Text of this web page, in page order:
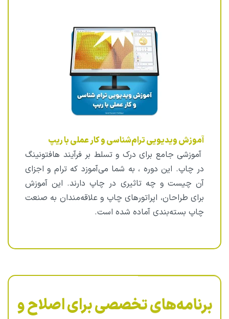
آموزش ویدیویی ترام‌شناسی و کار عملی با ریپ
آموزشی جامع برای درک و تسلط بر فرآیند هافتونینگ
در چاپ. این دوره ، به شما می‌آموزد که ترام و اجزای
آن چیست و چه تاثیری در چاپ دارند. این آموزش
برای طراحان، اپراتورهای چاپ و علاقه‌مندان به صنعت
چاپ بسته‌بندی آماده شده است.
برنامه‌های تخصصی برای اصلاح و